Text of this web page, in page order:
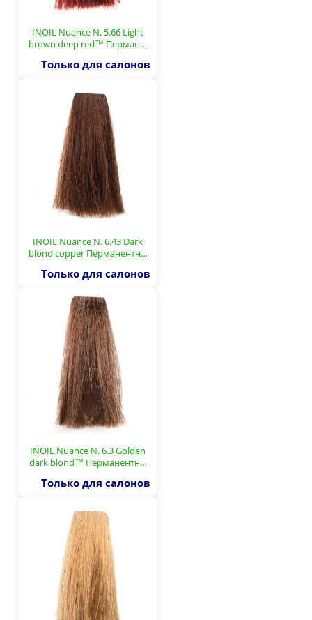
INOIL Nuance N. 5.66 Light
brown deep red™ Перман…
Только для салонов
INOIL Nuance N. 6.43 Dark
blond copper Перманентн…
Только для салонов
INOIL Nuance N. 6.3 Golden
dark blond™ Перманентн…
Только для салонов